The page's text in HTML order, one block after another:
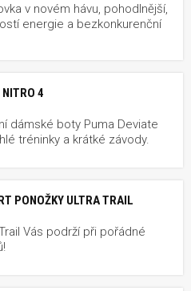
v novém hávu, pohodlnější,
energie a bezkonkurenční
4
dámské boty Puma Deviate
tréninky a krátké závody.
PONOŽKY ULTRA TRAIL
Vás podrží při pořádné